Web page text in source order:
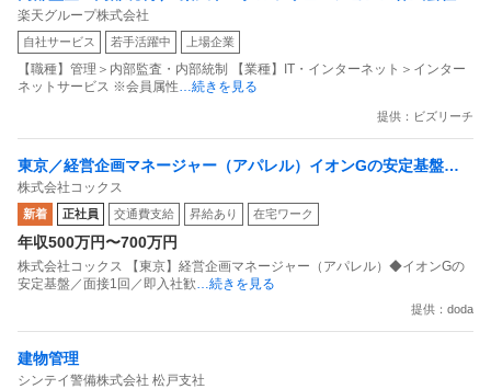
戦略事業コンプライアンス支援部 業務統制支援課：ショップコン
プライアンス推進担当（SBCSD）
楽天グループ株式会社
自社サービス 若手活躍中 上場企業
【職種】管理＞内部監査・内部統制 【業種】IT・インターネット＞インター
ネットサービス ※会員属性 …続きを見る
提供：ビズリーチ
東京／経営企画マネージャー（アパレル）イオンGの安定基盤／
面接1回／即入社歓迎
株式会社コックス
新着 正社員 交通費支給 昇給あり 在宅ワーク
年収500万円〜700万円
株式会社コックス 【東京】経営企画マネージャー（アパレル）◆イオンGの
安定基盤／面接1回／即入社歓 …続きを見る
提供：doda
建物管理
シンテイ警備株式会社 松戸支社